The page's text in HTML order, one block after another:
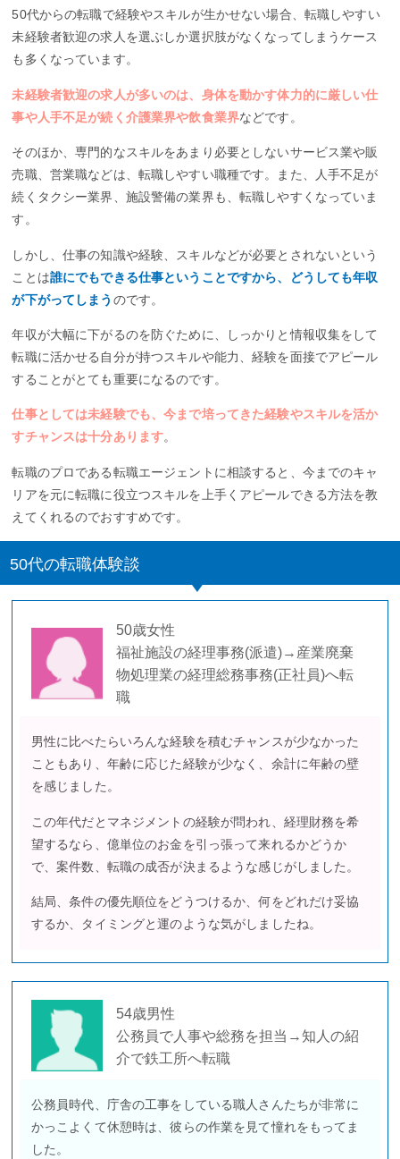
50代からの転職で経験やスキルが生かせない場合、転職しやすい
未経験者歓迎の求人を選ぶしか選択肢がなくなってしまうケース
も多くなっています。
未経験者歓迎の求人が多いのは、身体を動かす体力的に厳しい仕
事や人手不足が続く介護業界や飲食業界などです。
そのほか、専門的なスキルをあまり必要としないサービス業や販
売職、営業職などは、転職しやすい職種です。また、人手不足が
続くタクシー業界、施設警備の業界も、転職しやすくなっていま
す。
しかし、仕事の知識や経験、スキルなどが必要とされないという
ことは誰にでもできる仕事ということですから、どうしても年収
が下がってしまう のです。
年収が大幅に下がるのを防ぐために、しっかりと情報収集をして
転職に活かせる自分が持つスキルや能力、経験を面接でアピール
することがとても重要になるのです。
仕事としては未経験でも、今まで培ってきた経験やスキルを活か
すチャンスは十分あります。
転職のプロである転職エージェントに相談すると、今までのキャ
リアを元に転職に役立つスキルを上手くアピールできる方法を教
えてくれるのでおすすめです。
50代の転職体験談
50歳女性
福祉施設の経理事務(派遣)→産業廃棄
物処理業の経理総務事務(正社員)へ転
職
男性に比べたらいろんな経験を積むチャンスが少なかった
こともあり、年齢に応じた経験が少なく、余計に年齢の壁
を感じました。
この年代だとマネジメントの経験が問われ、経理財務を希
望するなら、億単位のお金を引っ張って来れるかどうか
で、案件数、転職の成否が決まるような感じがしました。
結局、条件の優先順位をどうつけるか、何をどれだけ妥協
するか、タイミングと運のような気がしましたね。
54歳男性
公務員で人事や総務を担当→知人の紹
介で鉄工所へ転職
公務員時代、庁舎の工事をしている職人さんたちが非常に
かっこよくて休憩時は、彼らの作業を見て憧れをもってま
した。